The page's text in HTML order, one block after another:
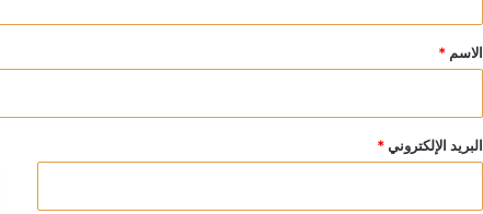
*
الاسم *
البريد الإلكتروني *